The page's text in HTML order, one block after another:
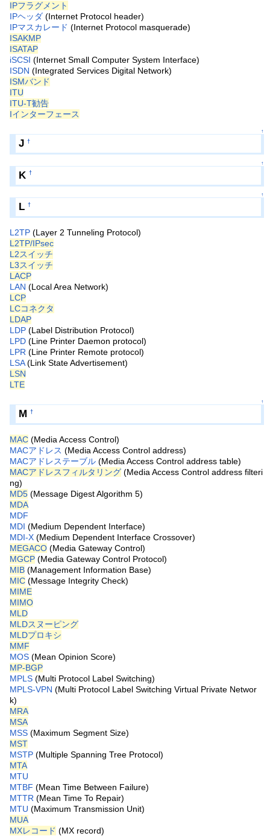
IPフラグメント
IPヘッダ (Internet Protocol header)
IPマスカレード (Internet Protocol masquerade)
ISAKMP
ISATAP
iSCSI (Internet Small Computer System Interface)
ISDN (Integrated Services Digital Network)
ISMバンド
ITU
ITU-T勧告
Iインターフェース
↑
J †
↑
K †
↑
L †
L2TP (Layer 2 Tunneling Protocol)
L2TP/IPsec
L2スイッチ
L3スイッチ
LACP
LAN (Local Area Network)
LCP
LCコネクタ
LDAP
LDP (Label Distribution Protocol)
LPD (Line Printer Daemon protocol)
LPR (Line Printer Remote protocol)
LSA(Link State Advertisement)
LSN
LTE
↑
M †
MAC (Media Access Control)
MACアドレス (Media Access Control address)
MACアドレステーブル (Media Access Control address table)
MACアドレスフィルタリング (Media Access Control address filteri
ng)
MD5 (Message Digest Algorithm 5)
MDA
MDF
MDI (Medium Dependent Interface)
MDI-X (Medium Dependent Interface Crossover)
MEGACO (Media Gateway Control)
MGCP (Media Gateway Control Protocol)
MIB (Management Information Base)
MIC (Message Integrity Check)
MIME
MIMO
MLD
MLDスヌーピング
MLDプロキシ
MMF
MOS (Mean Opinion Score)
MP-BGP
MPLS (Multi Protocol Label Switching)
MPLS-VPN (Multi Protocol Label Switching Virtual Private Networ
k)
MRA
MSA
MSS (Maximum Segment Size)
MST
MSTP (Multiple Spanning Tree Protocol)
MTA
MTU
MTBF (Mean Time Between Failure)
MTTR (Mean Time To Repair)
MTU (Maximum Transmission Unit)
MUA
MXレコード (MX record)